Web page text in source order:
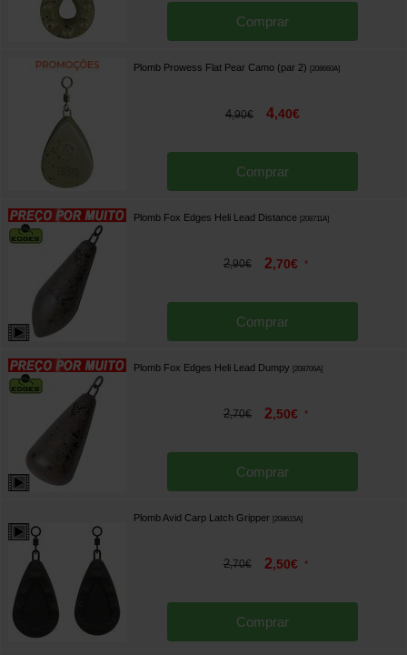
Comprar
Plomb Prowess Flat Pear Camo (par 2) [208660A]
4,90€ 4,40€
Comprar
Plomb Fox Edges Heli Lead Distance [208711A]
2,90€ 2,70€ *
Comprar
Plomb Fox Edges Heli Lead Dumpy [208706A]
2,70€ 2,50€ *
Comprar
Plomb Avid Carp Latch Gripper [208615A]
2,70€ 2,50€ *
Comprar